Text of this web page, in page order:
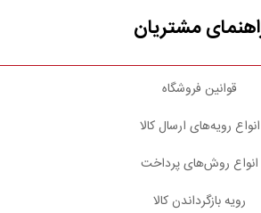
مشتریان
قوانین فروشگاه
انواع رویه‌های ارسال کالا
انواع روش‌های پرداخت
رویه بازگرداندن کالا